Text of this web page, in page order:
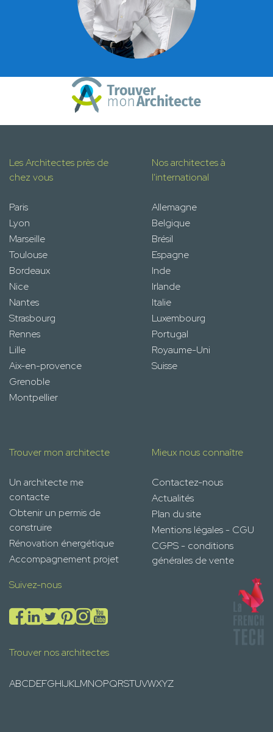
Les Architectes près de
chez vous
Paris
Lyon
Marseille
Toulouse
Bordeaux
Nice
Nantes
Strasbourg
Rennes
Lille
Aix-en-provence
Grenoble
Montpellier
Nos architectes à
l'international
Allemagne
Belgique
Brésil
Espagne
Inde
Irlande
Italie
Luxembourg
Portugal
Royaume-Uni
Suisse
Trouver mon architecte
Un architecte me
contacte
Obtenir un permis de
construire
Rénovation énergétique
Accompagnement projet
Mieux nous connaître
Contactez-nous
Actualités
Plan du site
Mentions légales - CGU
CGPS - conditions
générales de vente
Suivez-nous
Trouver nos architectes
ABCDEFGHIJKLMNOPQRSTUVWXYZ